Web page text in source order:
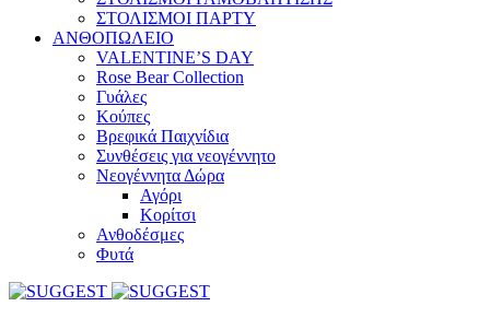
ΣΤΟΛΙΣΜΟΙ ΠΑΡΤΥ
ΑΝΘΟΠΩΛΕΙΟ
VALENTINE’S DAY
Rose Bear Collection
Γυάλες
Κούπες
Βρεφικά Παιχνίδια
Συνθέσεις για νεογέννητο
Νεογέννητα Δώρα
Αγόρι
Κορίτσι
Ανθοδέσμες
Φυτά